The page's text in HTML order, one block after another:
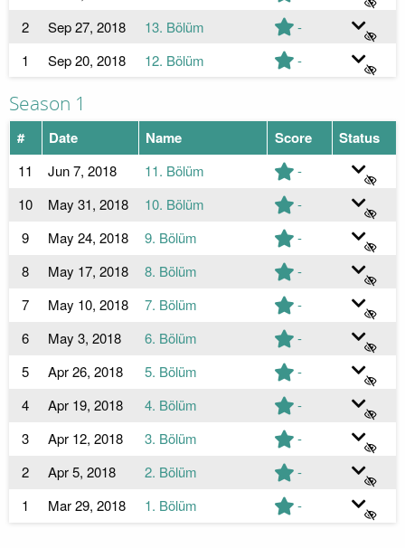
2
Sep 27, 2018 13. Bölüm
-
1
Sep 20, 2018 12. Bölüm -
Season 1
# Date Name Score Status
11 Jun 7, 2018 11. Bölüm
-
10
May 31, 2018 10. Bölüm
-
9
May 24, 2018 9. Bölüm
-
8
May 17, 2018 8. Bölüm
-
7
May 10, 2018 7. Bölüm
-
6
May 3, 2018 6. Bölüm
-
5
Apr 26, 2018 5. Bölüm
-
4
Apr 19, 2018 4. Bölüm
-
3
Apr 12, 2018 3. Bölüm
-
2
Apr 5, 2018 2. Bölüm
-
1
Mar 29, 2018 1. Bölüm -